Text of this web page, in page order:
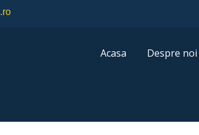
Acasa Despre noi